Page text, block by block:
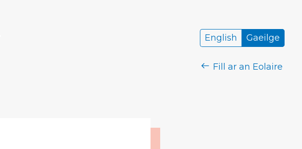
English Gaeilge
Fill ar an Eolaire